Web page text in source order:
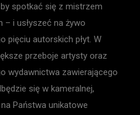
spotkać się z mistrzem
– i usłyszeć na żywo
pięciu autorskich płyt. W
przeboje artysty oraz
wydawnictwa zawierającego
się w kameralnej,
Państwa unikatowe